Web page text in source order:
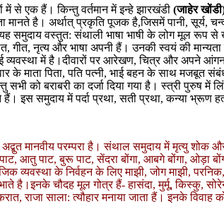
से एक हैं। किन्तु वर्तमान में इन्हे झारखंडी (जाहेर
मानते है। अर्थात् प्रकृति पूजक है,जिसमें पानी, सूर्य,
समुदाय वस्तुत: संथाली भाषा भाषी के लोग मूल रूप
नृत्य और भाषा अपनी हैं। उनकी स्वयं की
व्यवस्था में है।दीवारों पर आरेखण, चित्र और अपने
माता पिता, पति पत्नी, भाई बहन के साथ मजबूत
सभी को बराबरी का दर्जा दिया गया है। स्त्री
समुदाय में पर्दा प्रथा, सती प्रथा, कन्या भ्रूण
मानवीय परम्परा है। संथाल समुदाय में मृत्यु
आतु पाट, बुरू पाट, सेंदरा बोंगा, आबगे बोंगा, ओड़ा
व्यवस्था के निर्वहन के लिए माझी, जोग माझी,
है।इनके चौदह मूल गोत्र हैं- हासंदा, मुर्मू, किस्कु,
राजा साला: त्यौहार मनाया जाता हैं। इनके विवाह